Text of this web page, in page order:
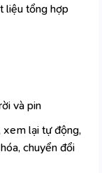
liệu tổng hợp
và pin
lại tự động,
chuyển đổi